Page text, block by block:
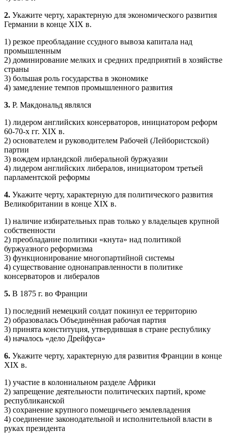
2. Укажите черту, характерную для экономического развития
Германии в конце XIX в.
1) резкое преобладание ссудного вывоза капитала над
промышленным
2) доминирование мелких и средних предприятий в хозяйстве
страны
3) большая роль государства в экономике
4) замедление темпов промышленного развития
3. Р. Макдональд являлся
1) лидером английских консерваторов, инициатором реформ
60-70-х гг. XIX в.
2) основателем и руководителем Рабочей (Лейбористской)
партии
3) вождем ирландской либеральной буржуазии
4) лидером английских либералов, инициатором третьей
парламент­ской реформы
4. Укажите черту, характерную для политического развития
Велико­британии в конце XIX в.
1) наличие избирательных прав только у владельцев крупной
собственности
2) преобладание политики «кнута» над политикой
буржуазного реформизма
3) функционирование многопартийной системы
4) существование однонаправленности в политике
консерваторов и либералов
5. В 1875 г. во Франции
1) последний немецкий солдат покинул ее территорию
2) образовалась Объединённая рабочая партия
3) принята конституция, утвердившая в стране республику
4) началось «дело Дрейфуса»
6. Укажите черту, характерную для развития Франции в конце
XIX в.
1) участие в колониальном разделе Африки
2) запрещение деятельности политических партий, кроме
республиканской
3) сохранение крупного помещичьего землевладения
4) соединение законодательной и исполнительной власти в
руках президента